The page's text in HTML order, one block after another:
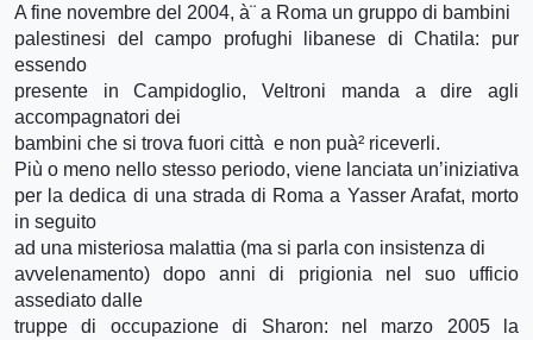
A fine novembre del 2004, à¨ a Roma un gruppo di bambini
palestinesi del campo profughi libanese di Chatila: pur
essendo
presente in Campidoglio, Veltroni manda a dire agli
accompagnatori dei
bambini che si trova fuori città e non puà² riceverli.
Più o meno nello stesso periodo, viene lanciata un’iniziativa
per la dedica di una strada di Roma a Yasser Arafat, morto
in seguito
ad una misteriosa malattia (ma si parla con insistenza di
avvelenamento) dopo anni di prigionia nel suo ufficio
assediato dalle
truppe di occupazione di Sharon: nel marzo 2005 la